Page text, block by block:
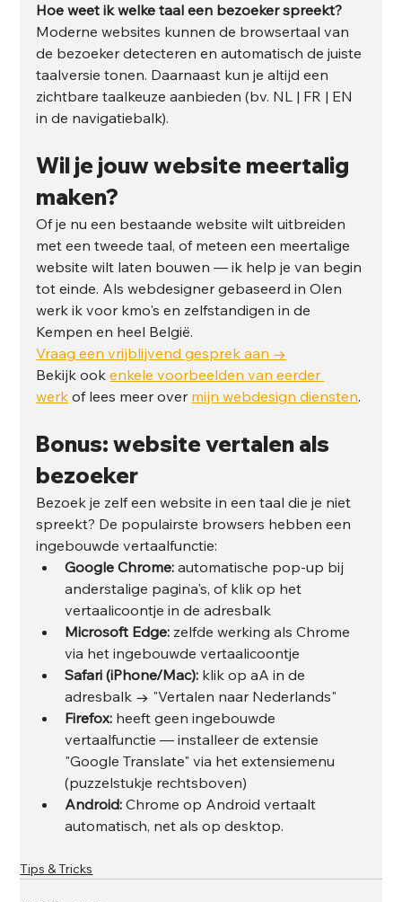
Hoe weet ik welke taal een bezoeker spreekt?
Moderne websites kunnen de browsertaal van
de bezoeker detecteren en automatisch de juiste
taalversie tonen. Daarnaast kun je altijd een
zichtbare taalkeuze aanbieden (bv. NL | FR | EN
in de navigatiebalk).
Wil je jouw website meertalig
maken?
Of je nu een bestaande website wilt uitbreiden
met een tweede taal, of meteen een meertalige
website wilt laten bouwen — ik help je van begin
tot einde. Als webdesigner gebaseerd in Olen
werk ik voor kmo's en zelfstandigen in de
Kempen en heel België.
Vraag een vrijblijvend gesprek aan →
Bekijk ook enkele voorbeelden van eerder
werk of lees meer over mijn webdesign diensten.
Bonus: website vertalen als
bezoeker
Bezoek je zelf een website in een taal die je niet
spreekt? De populairste browsers hebben een
ingebouwde vertaalfunctie:
Google Chrome: automatische pop-up bij
anderstalige pagina's, of klik op het
vertaalicoontje in de adresbalk
Microsoft Edge: zelfde werking als Chrome
via het ingebouwde vertaalicoontje
Safari (iPhone/Mac): klik op aA in de
adresbalk → "Vertalen naar Nederlands"
Firefox: heeft geen ingebouwde
vertaalfunctie — installeer de extensie
"Google Translate" via het extensiemenu
(puzzelstukje rechtsboven)
Android: Chrome op Android vertaalt
automatisch, net als op desktop.
Tips & Tricks